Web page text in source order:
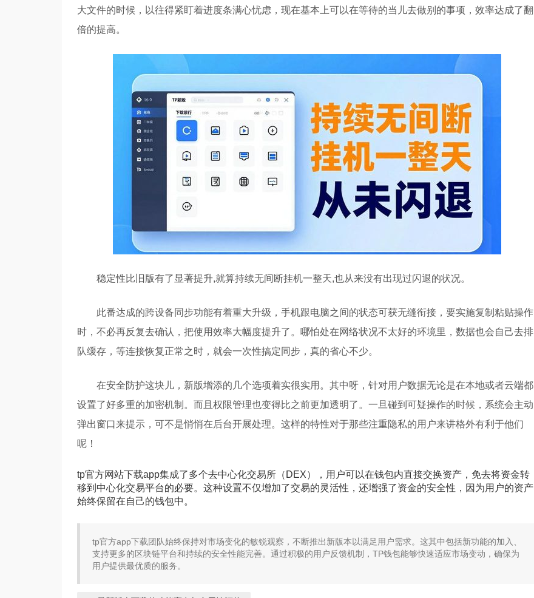
大文件的时候，以往得紧盯着进度条满心忧虑，现在基本上可以在等待的当儿去做别的事项，效率达成了翻
倍的提高。
稳定性比旧版有了显著提升,就算持续无间断挂机一整天,也从来没有出现过闪退的状况。
此番达成的跨设备同步功能有着重大升级，手机跟电脑之间的状态可获无缝衔接，要实施复制粘贴操作
时，不必再反复去确认，把使用效率大幅度提升了。哪怕处在网络状况不太好的环境里，数据也会自己去排
队缓存，等连接恢复正常之时，就会一次性搞定同步，真的省心不少。
在安全防护这块儿，新版增添的几个选项着实很实用。其中呀，针对用户数据无论是在本地或者云端都
设置了好多重的加密机制。而且权限管理也变得比之前更加透明了。一旦碰到可疑操作的时候，系统会主动
弹出窗口来提示，可不是悄悄在后台开展处理。这样的特性对于那些注重隐私的用户来讲格外有利于他们
呢！
tp官方网站下载app集成了多个去中心化交易所（DEX），用户可以在钱包内直接交换资产，免去将资金转
移到中心化交易平台的必要。这种设置不仅增加了交易的灵活性，还增强了资金的安全性，因为用户的资产
始终保留在自己的钱包中。
tp官方app下载团队始终保持对市场变化的敏锐观察，不断推出新版本以满足用户需求。这其中包括新功能的加入、
支持更多的区块链平台和持续的安全性能完善。通过积极的用户反馈机制，TP钱包能够快速适应市场变动，确保为
用户提供最优质的服务。